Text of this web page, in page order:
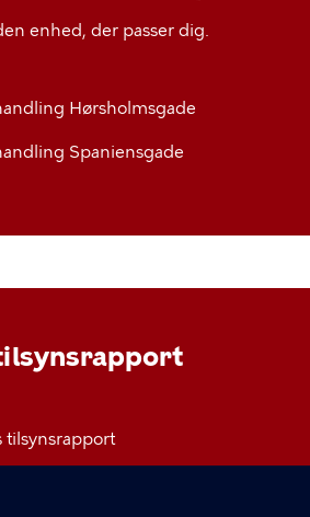
enhed, der passer dig.
Hørsholmsgade
Spaniensgade
tilsynsrapport